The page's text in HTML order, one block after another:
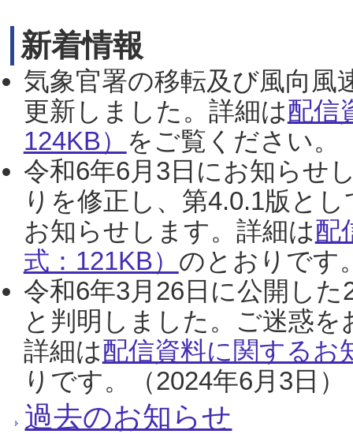
新着情報
気象官署の移転及び風向風
更新しました。詳細は配信
124KB） をご覧ください。
令和6年6月3日にお知らせ
りを修正し、第4.0.1版と
お知らせします。詳細は配
式：121KB） のとおりです
令和6年3月26日に公開し
と判明しました。ご迷惑
詳細は配信資料に関するお
りです。（2024年6月3日）
過去のお知らせ